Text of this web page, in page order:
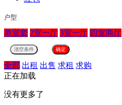
户型
单室套 2室一厅 3室一厅 四室两厅
全部 出租 出售 求租 求购
正在加载
没有更多了